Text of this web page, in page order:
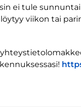
ei tule
viikon tai